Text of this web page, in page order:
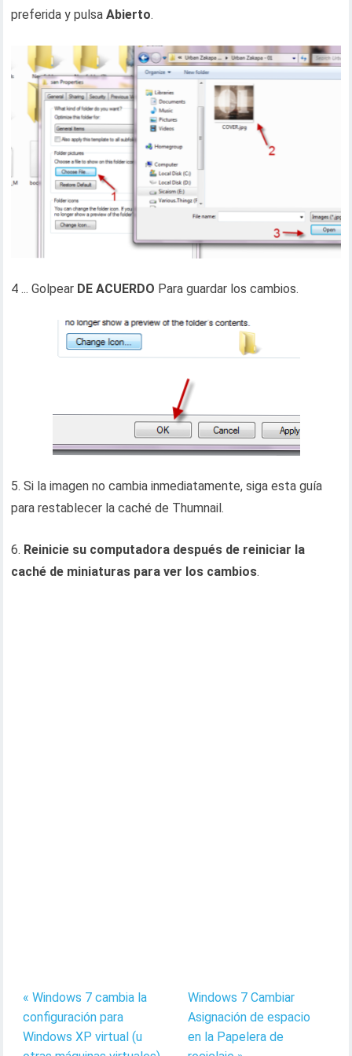
preferida y pulsaAbierto.
4 ... Golpear DE ACUERDO Para guardar los cambios.
5. Si la imagen no cambia inmediatamente, siga esta guía
para restablecer la caché de Thumnail.
6. Reinicie su computadora después de reiniciar la
caché de miniaturas para ver los cambios.
« Windows 7 cambia la
configuración para
Windows XP virtual (u
Windows 7 Cambiar
Asignación de espacio
en la Papelera de